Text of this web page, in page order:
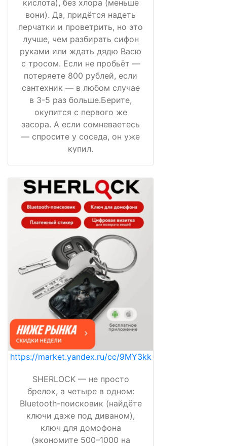
кислота), без хлора (меньше
вони). Да, придётся надеть
перчатки и проветрить, но это
лучше, чем разбирать сифон
руками или ждать дядю Васю
с тросом. Если не пробьёт —
потеряете 800 рублей, если
сантехник — в любом случае
в 3-5 раз больше.Берите,
окупится с первого же
засора. А если сомневаетесь
— спросите у соседа, он уже
купил.
https://market.yandex.ru/cc/9MY3kk
SHERLOCK — не просто
брелок, а четыре в одном:
Bluetooth-поисковик (найдёте
ключи даже под диваном),
ключ для домофона
(экономите 500–1000 на